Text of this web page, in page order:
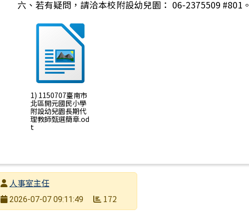
六、若有疑問，請洽本校附設幼兒園： 06-2375509 #801。
1) 1150707臺南市
北區開元國民小學
附設幼兒園長期代
理教師甄選簡章.od
t
發布者人事室主任
發布日期
2026-07-07 09:11:49 172